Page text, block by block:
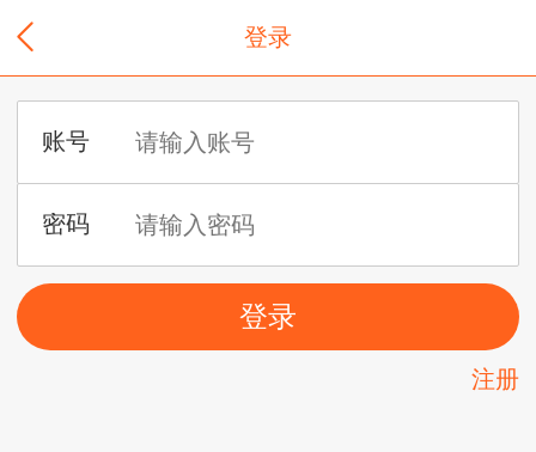
登录
注册